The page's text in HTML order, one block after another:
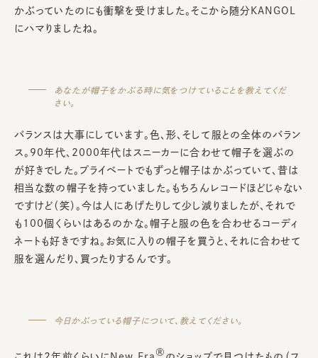
かぶっていたのにも衝撃を受けました。そこから随分KANGOL
にハマりましたね。
あなたが帽子をかぶる時に気をつけていることを教えてくだ
さい。
バランスは大事にしています。色、形、そして服との全体のバラン
ス。90年代、2000年代はスニーカーに合わせて帽子を選ぶの
が好きでした。プライベートでもずっと帽子はかぶっていて、昔は
相当な数の帽子を持っていました。もちろんレコードほどじゃない
ですけど（笑）。今は人にあげたりして少し減りましたが、それで
も100個くらいはあるのかな。帽子と服の色を合わせるコーディ
ネートも好きですね。お気に入りの帽子を買うと、それに合わせて
服を選んだり、買ったりするんです。
今日かぶっている帽子について、教えてください。
これは2年前くらいにNew Era® のショップで見つけたもの（フ